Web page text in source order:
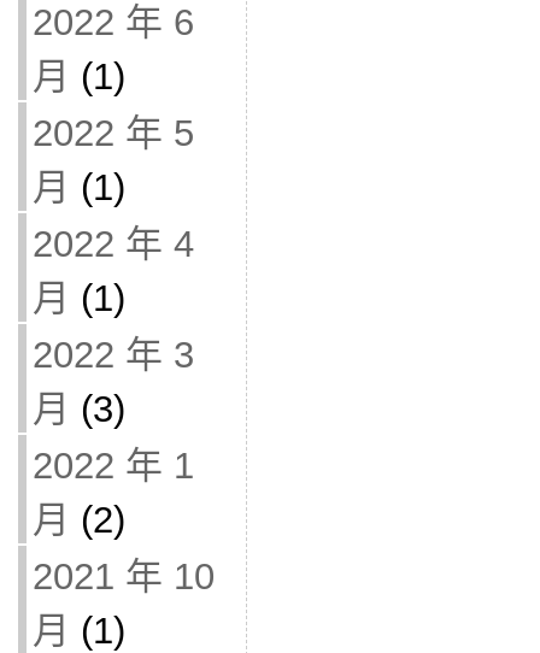
2022 年 6
月 (1)
2022 年 5
月 (1)
2022 年 4
月 (1)
2022 年 3
月 (3)
2022 年 1
月 (2)
2021 年 10
月 (1)